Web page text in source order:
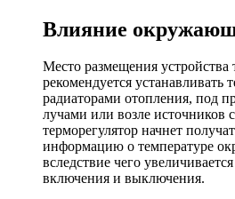
Влияние
Место размещения
рекомендуется устанавливать
радиаторами отопления, под
лучами или возле источников
терморегулятор начнет
информацию о температуре
вследствие чего
включения и выключения.